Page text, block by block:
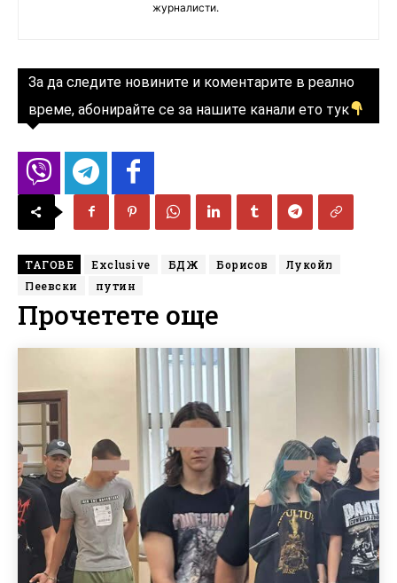
журналисти.
За да следите новините и коментарите в реално
време, абонирайте се за нашите канали ето тук
ТАГОВЕ Exclusive БДЖ Борисов
Лукойл
Пеевски
путин
Прочетете още